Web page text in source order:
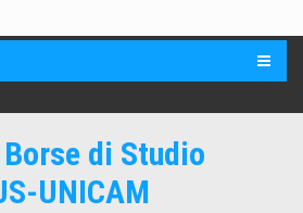
di Studio
UNICAM